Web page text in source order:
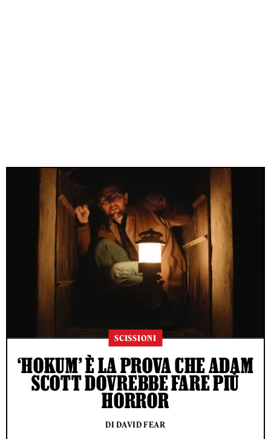
SCISSIONI
‘HOKUM’ È LA PROVA CHE ADAM
SCOTT DOVREBBE FARE PIÙ
HORROR
DI DAVID FEAR